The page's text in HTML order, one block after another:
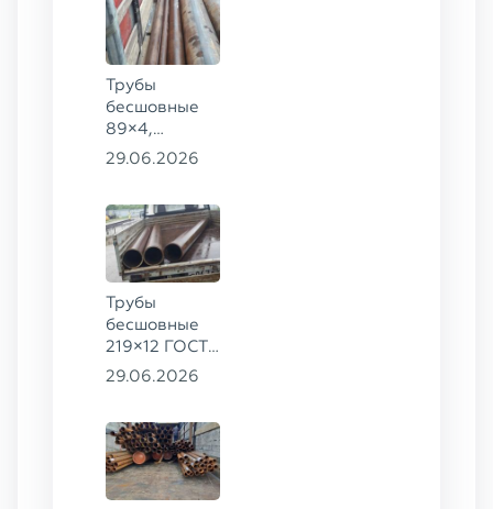
сталь 09Г2С
Трубы
бесшовные
89×4,
203×20,
09Г2С
29.06.2026
Трубы
бесшовные
219×12 ГОСТ
8732-78, ст.
29.06.2026